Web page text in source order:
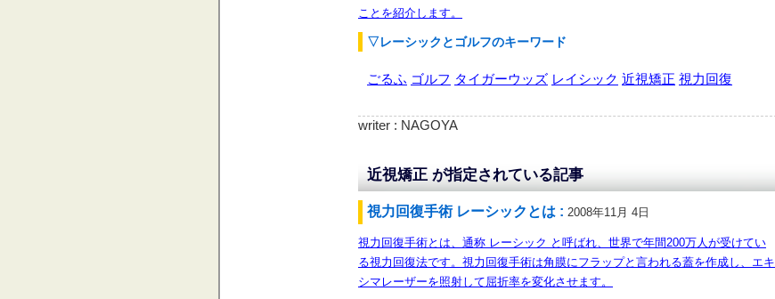
ことを紹介します。
▽レーシックとゴルフのキーワード
ごるふ ゴルフ タイガーウッズ レイシック 近視矯正 視力回復
writer : NAGOYA
近視矯正 が指定されている記事
視力回復手術 レーシックとは : 2008年11月 4日
視力回復手術とは、通称 レーシック と呼ばれ、世界で年間200万人が受けてい
る視力回復法です。視力回復手術は角膜にフラップと言われる蓋を作成し、エキ
シマレーザーを照射して屈折率を変化させます。